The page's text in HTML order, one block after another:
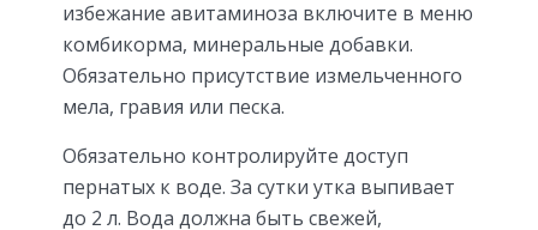
избежание авитаминоза включите в меню
комбикорма, минеральные добавки.
Обязательно присутствие измельченного
мела, гравия или песка.
Обязательно контролируйте доступ
пернатых к воде. За сутки утка выпивает
до 2 л. Вода должна быть свежей,